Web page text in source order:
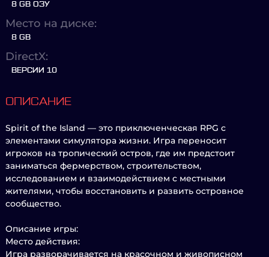
8 GB ОЗУ
Место на диске:
8 GB
DirectX:
ВЕРСИИ 10
ОПИСАНИЕ
Spirit of the Island — это приключенческая RPG с
элементами симулятора жизни. Игра переносит
игроков на тропический остров, где им предстоит
заниматься фермерством, строительством,
исследованием и взаимодействием с местными
жителями, чтобы восстановить и развить островное
сообщество.
Описание игры:
Место действия:
Игра разворачивается на красочном и живописном